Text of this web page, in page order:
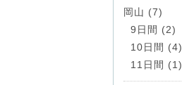
岡山 (7)
9日間 (2)
10日間 (4)
11日間 (1)